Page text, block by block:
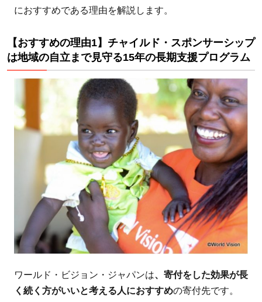
め！
【お
すす
めの
理由
チャ
イル
ド・
スポ
ンサ
ーシ
ップ
は地
域の
まで
見守
におすすめである理由を解説します。
【おすすめの理由1】チャイルド・スポンサーシップ
は地域の自立まで見守る15年の長期支援プログラム
ワールド・ビジョン・ジャパンは、寄付をした効果が長
く続く方がいいと考える人におすすめの寄付先です。